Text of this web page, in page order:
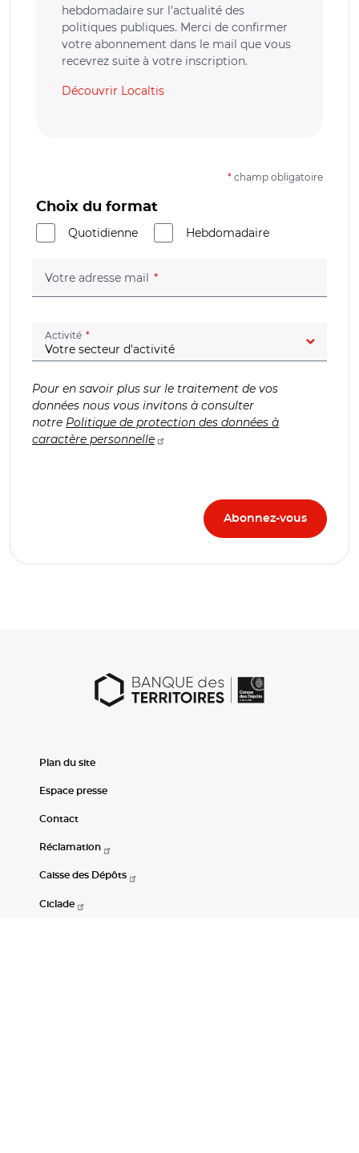
hebdomadaire sur l’actualité des
politiques publiques. Merci de confirmer
votre abonnement dans le mail que vous
recevrez suite à votre inscription.
Découvrir Localtis
* champ obligatoire
Choix du format
Quotidienne
Hebdomadaire
Votre adresse mail (champ obligatoire)
Activité (champ obligatoire)
Pour en savoir plus sur le traitement de vos
données nous vous invitons à consulter
notre Politique de protection des données à
caractère personnelle
Plan du site
Espace presse
Contact
Réclamation
Caisse des Dépôts
Ciclade